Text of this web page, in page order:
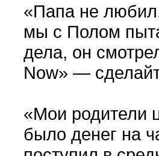
«Папа не
мы с Полом
дела, он
Now» —
«Мои родители
было денег на